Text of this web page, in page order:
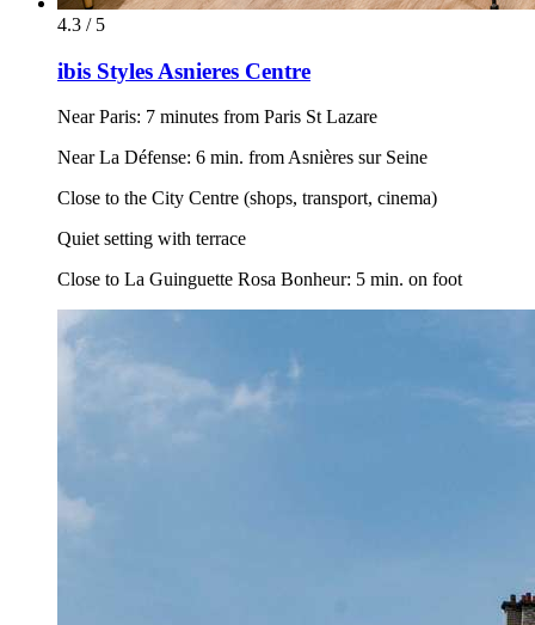
4.3 / 5
ibis Styles Asnieres Centre
Near Paris: 7 minutes from Paris St Lazare
Near La Défense: 6 min. from Asnières sur Seine
Close to the City Centre (shops, transport, cinema)
Quiet setting with terrace
Close to La Guinguette Rosa Bonheur: 5 min. on foot